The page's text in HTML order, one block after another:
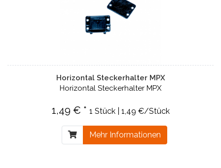
Horizontal Steckerhalter MPX
Horizontal Steckerhalter MPX
1,49 € * 1 Stück | 1,49 €/Stück
Mehr Informationen